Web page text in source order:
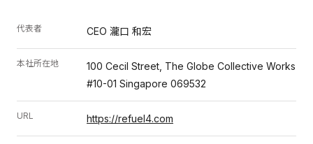
代表者 CEO 瀧口 和宏
本社所在地
100 Cecil Street, The Globe Collective Works
#10-01 Singapore 069532
URL https://refuel4.com